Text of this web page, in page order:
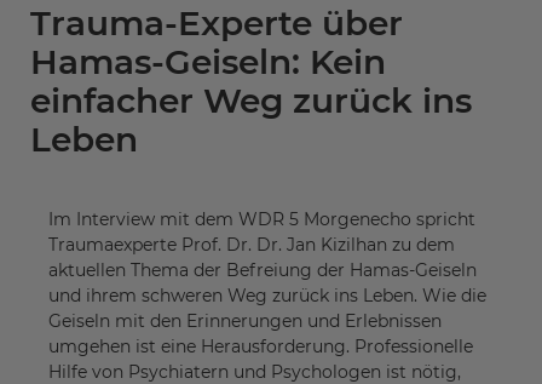
Trauma-Experte über
Hamas-Geiseln: Kein
einfacher Weg zurück ins
Leben
Im Interview mit dem WDR 5 Morgenecho spricht
Traumaexperte Prof. Dr. Dr. Jan Kizilhan zu dem
aktuellen Thema der Befreiung der Hamas-Geiseln
und ihrem schweren Weg zurück ins Leben. Wie die
Geiseln mit den Erinnerungen und Erlebnissen
umgehen ist eine Herausforderung. Professionelle
Hilfe von Psychiatern und Psychologen ist nötig,